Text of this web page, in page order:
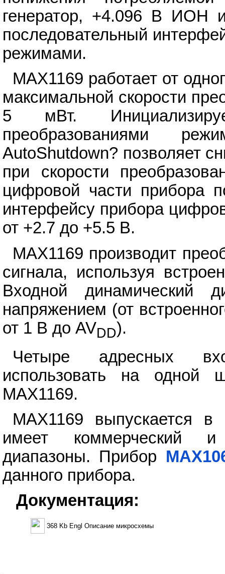
генератор, +4.096 В ИОН
последовательный
режимами.
MAX1169 работает от
максимальной скорости
5 мВт.
преобразованиями
AutoShutdown? позволяет
при скорости
цифровой части прибора
интерфейсу прибора
от +2.7 до +5.5 В.
MAX1169 производит
сигнала, используя
Входной динамический
напряжением (от
от 1 В до AVDD).
Четыре адресных
использовать на одной
MAX1169.
MAX1169 выпускается
имеет коммерческий и
диапазоны. Прибор
данного прибора.
Документация:
368 Kb Engl Описание микросхемы